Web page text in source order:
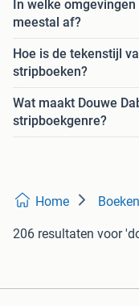
In welke
meestal af?
Hoe is de tekenstijl
stripboeken?
Wat maakt Douwe
stripboekgenre?
Home Boeken
206 resultaten voor